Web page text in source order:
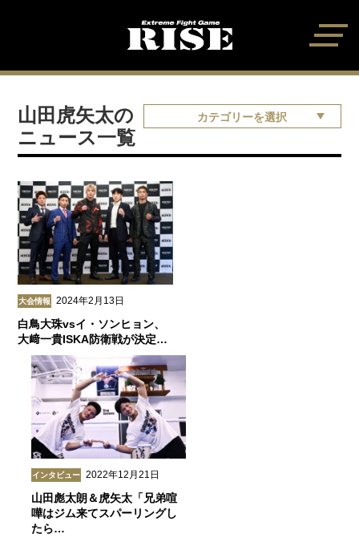
カテゴリーを選択
山田虎矢太の
ニュース一覧
大会情報 2024年2月13日
白鳥大珠vsイ・ソンヒョン、
大﨑一貴ISKA防衛戦が決定…
インタビュー 2022年12月21日
山田彪太朗＆虎矢太「兄弟喧
嘩はジム来てスパーリングし
たら…